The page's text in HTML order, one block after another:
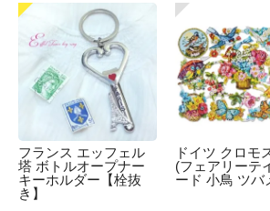
フランス エッフェル
塔 ボトルオープナー
キーホルダー【栓抜
き】
ドイツ クロモ
(フェアリーテ
ード 小鳥 ツバ